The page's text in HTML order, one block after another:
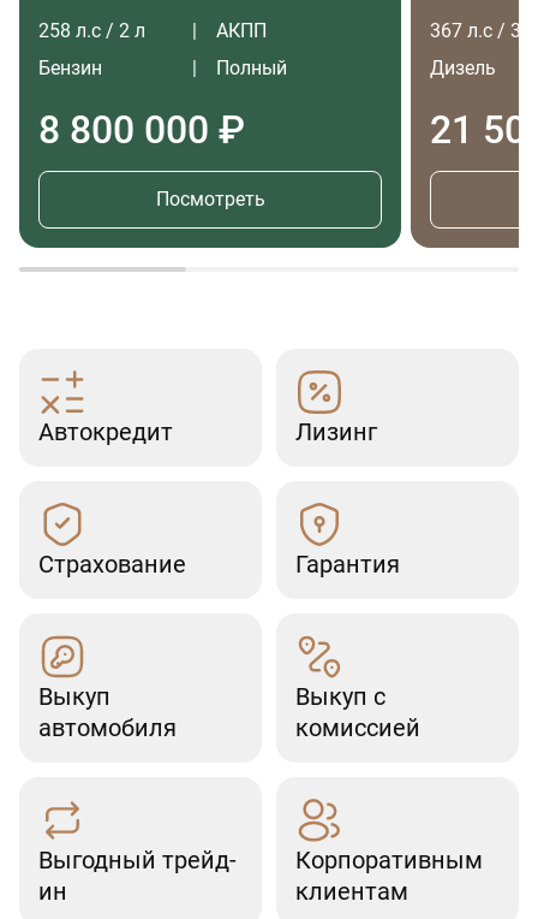
258 л.с / 2 л
АКПП
Бензин
Полный
8 800 000 ₽
Посмотреть
367 л.с / 3 л
Дизель
21
Автокредит Лизинг
Страхование Гарантия
Выкуп
автомобиля
Выкуп с
комиссией
Выгодный трейд-
ин
Корпоративным
клиентам